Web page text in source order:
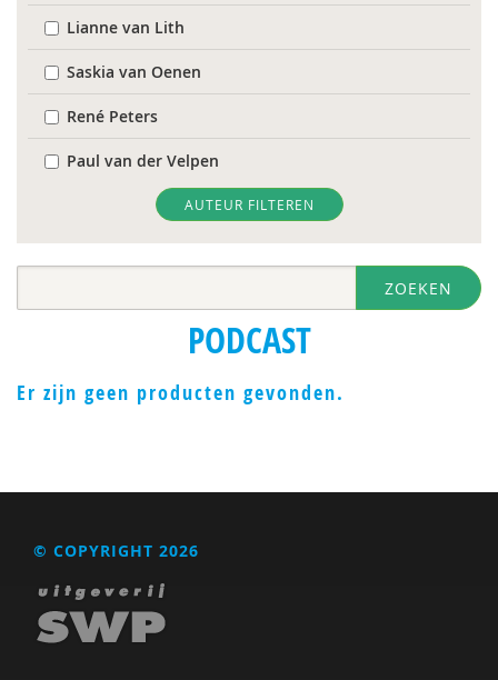
Lianne van Lith
Saskia van Oenen
René Peters
Paul van der Velpen
AUTEUR FILTEREN
ZOEKEN
PODCAST
Er zijn geen producten gevonden.
© COPYRIGHT 2026